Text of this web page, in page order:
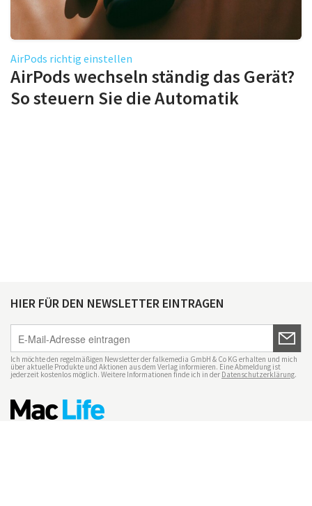
AirPods richtig einstellen
AirPods wechseln ständig das Gerät?
So steuern Sie die Automatik
HIER FÜR DEN NEWSLETTER EINTRAGEN
Ich möchte den regelmäßigen Newsletter der falkemedia GmbH & Co KG erhalten und mich
über aktuelle Produkte und Aktionen aus dem Verlag informieren. Eine Abmeldung ist
jederzeit kostenlos möglich. Weitere Informationen finde ich in der Datenschutzerklärung.